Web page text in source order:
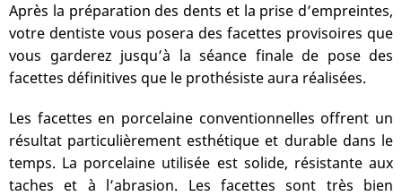
Après la préparation des dents et la prise d’empreintes,
votre dentiste vous posera des facettes provisoires que
vous garderez jusqu’à la séance finale de pose des
facettes définitives que le prothésiste aura réalisées.
Les facettes en porcelaine conventionnelles offrent un
résultat particulièrement esthétique et durable dans le
temps. La porcelaine utilisée est solide, résistante aux
taches et à l’abrasion. Les facettes sont très bien